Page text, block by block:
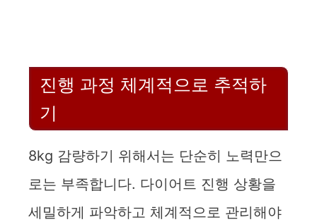
진행 과정 체계적으로 추적하
기
8kg 감량하기 위해서는 단순히 노력만으
로는 부족합니다. 다이어트 진행 상황을
세밀하게 파악하고 체계적으로 관리해야